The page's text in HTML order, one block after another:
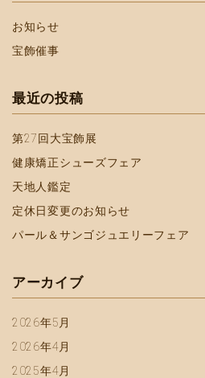
お知らせ
宝飾催事
最近の投稿
第27回大宝飾展
健康矯正シューズフェア
天地人鑑定
定休日変更のお知らせ
パール＆サンゴジュエリーフェア
アーカイブ
2026年5月
2026年4月
2025年4月